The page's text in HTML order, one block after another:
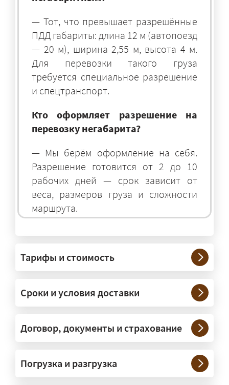
— Тот, что превышает разрешённые
ПДД габариты: длина 12 м (автопоезд
— 20 м), ширина 2,55 м, высота 4 м.
Для перевозки такого груза
требуется специальное разрешение
и спецтранспорт.
Кто оформляет разрешение на
перевозку негабарита?
— Мы берём оформление на себя.
Разрешение готовится от 2 до 10
рабочих дней — срок зависит от
веса, размеров груза и сложности
маршрута.
— На тралах и низкорамниках —
платформах, рассчитанных на
крупногабаритную технику и
конструкции. Транспорт подбираем
под конкретные размеры и вес груза.
сопровождение?
Тарифы и стоимость
Сроки и условия доставки
Договор, документы и страхование
Погрузка и разгрузка